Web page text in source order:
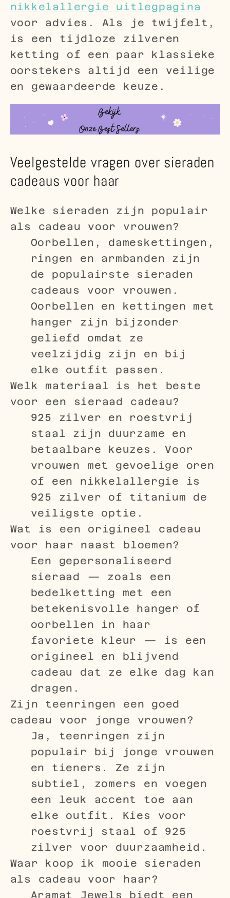
nikkelallergie uitlegpagina
voor advies. Als je twijfelt,
is een tijdloze zilveren
ketting of een paar klassieke
oorstekers altijd een veilige
en gewaardeerde keuze.
Veelgestelde vragen over sieraden
cadeaus voor haar
Welke sieraden zijn populair
als cadeau voor vrouwen?
Oorbellen, dameskettingen,
ringen en armbanden zijn
de populairste sieraden
cadeaus voor vrouwen.
Oorbellen en kettingen met
hanger zijn bijzonder
geliefd omdat ze
veelzijdig zijn en bij
elke outfit passen.
Welk materiaal is het beste
voor een sieraad cadeau?
925 zilver en roestvrij
staal zijn duurzame en
betaalbare keuzes. Voor
vrouwen met gevoelige oren
of een nikkelallergie is
925 zilver of titanium de
veiligste optie.
Wat is een origineel cadeau
voor haar naast bloemen?
Een gepersonaliseerd
sieraad — zoals een
bedelketting met een
betekenisvolle hanger of
oorbellen in haar
favoriete kleur — is een
origineel en blijvend
cadeau dat ze elke dag kan
dragen.
Zijn teenringen een goed
cadeau voor jonge vrouwen?
Ja, teenringen zijn
populair bij jonge vrouwen
en tieners. Ze zijn
subtiel, zomers en voegen
een leuk accent toe aan
elke outfit. Kies voor
roestvrij staal of 925
zilver voor duurzaamheid.
Waar koop ik mooie sieraden
als cadeau voor haar?
Aramat Jewels biedt een